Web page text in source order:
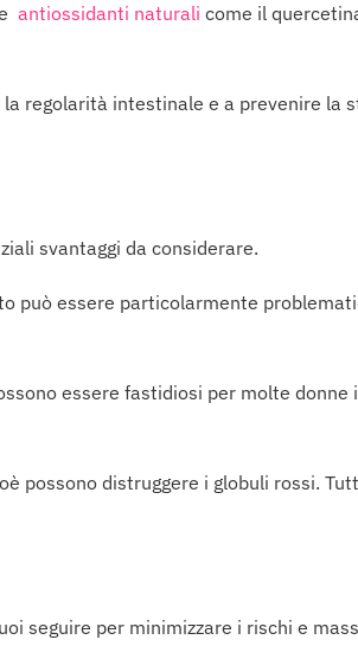
antiossidanti naturali come il
regolarità intestinale e a prevenire la
svantaggi da considerare.
può essere particolarmente
essere fastidiosi per molte donne
possono distruggere i globuli rossi.
seguire per minimizzare i rischi e